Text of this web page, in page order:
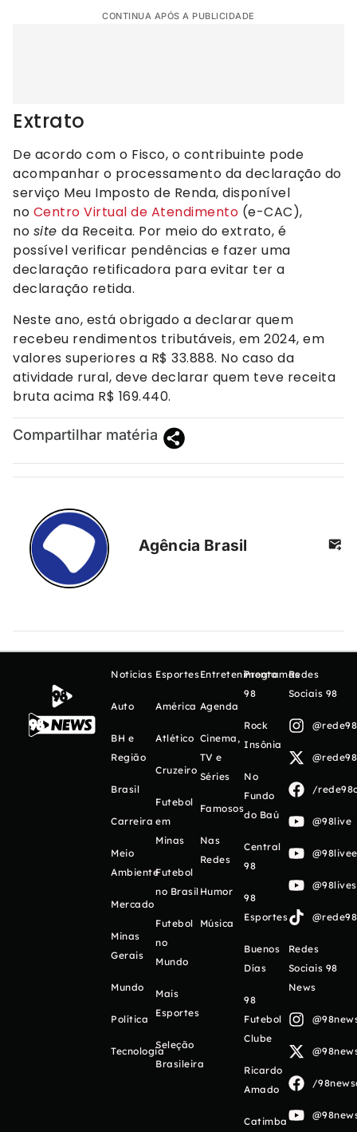
CONTINUA APÓS A PUBLICIDADE
Extrato
De acordo com o Fisco, o contribuinte pode
acompanhar o processamento da declaração do
serviço Meu Imposto de Renda, disponível
no Centro Virtual de Atendimento (e-CAC),
no site da Receita. Por meio do extrato, é
possível verificar pendências e fazer uma
declaração retificadora para evitar ter a
declaração retida.
Neste ano, está obrigado a declarar quem
recebeu rendimentos tributáveis, em 2024, em
valores superiores a R$ 33.888. No caso da
atividade rural, deve declarar quem teve receita
bruta acima R$ 169.440.
Compartilhar matéria
Agência Brasil
Notícias
Auto
BH e
Região
Brasil
Carreira
Meio
Ambiente
Mercado
Minas
Gerais
Mundo
Política
Tecnologia
Esportes
América
Atlético
Cruzeiro
Futebol
em
Minas
Futebol
no Brasil
Futebol
no
Mundo
Mais
Esportes
Seleção
Brasileira
Entretenimento
Agenda
Cinema,
TV e
Séries
Famosos
Nas
Redes
Humor
Música
Programas
98
Rock
Insônia
No
Fundo
do Baú
Central
98
98
Esportes
Buenos
Días
98
Futebol
Clube
Ricardo
Amado
Catimba
Redes
Sociais 98
/
@98live
Redes
Sociais 98
News
/